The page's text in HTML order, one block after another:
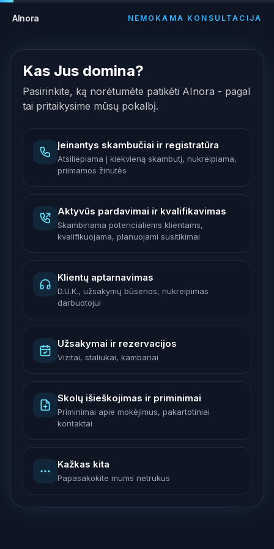
AInora NEMOKAMA KONSULTACIJA
Kas Jus domina?
Pasirinkite, ką norėtumėte patikėti AInora - pagal
tai pritaikysime mūsų pokalbį.
Įeinantys skambučiai ir registratūra
Atsiliepiama į kiekvieną skambutį, nukreipiama,
priimamos žinutės
Aktyvūs pardavimai ir kvalifikavimas
Skambinama potencialiems klientams,
kvalifikuojama, planuojami susitikimai
Klientų aptarnavimas
D.U.K., užsakymų būsenos, nukreipimas
darbuotojui
Užsakymai ir rezervacijos
Vizitai, staliukai, kambariai
Skolų išieškojimas ir priminimai
Priminimai apie mokėjimus, pakartotiniai
kontaktai
Kažkas kita
Papasakokite mums netrukus